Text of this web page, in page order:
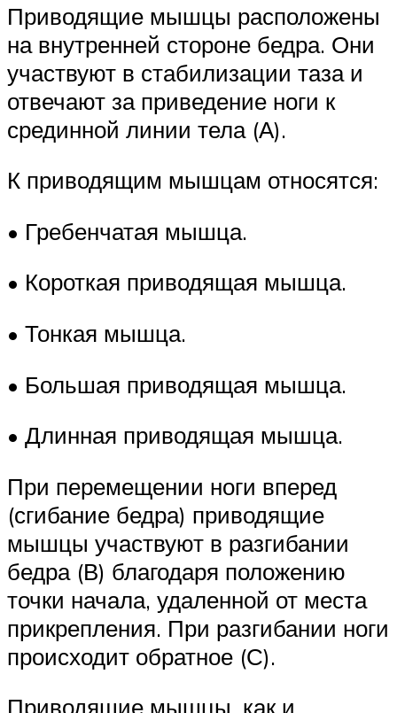
Приводящие мышцы расположены
на внутренней стороне бедра. Они
участвуют в стабилизации таза и
отвечают за приведение ноги к
срединной линии тела (А).
К приводящим мышцам относятся:
• Гребенчатая мышца.
• Короткая приводящая мышца.
• Тонкая мышца.
• Большая приводящая мышца.
• Длинная приводящая мышца.
При перемещении ноги вперед
(сгибание бедра) приводящие
мышцы участвуют в разгибании
бедра (В) благодаря положению
точки начала, удаленной от места
прикрепления. При разгибании ноги
происходит обратное (С).
Приводящие мышцы, как и